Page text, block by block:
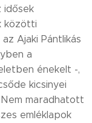
idősek
közötti
Ajaki Pántlikás
a
énekelt -,
kicsinyei
maradhatott
emléklapok